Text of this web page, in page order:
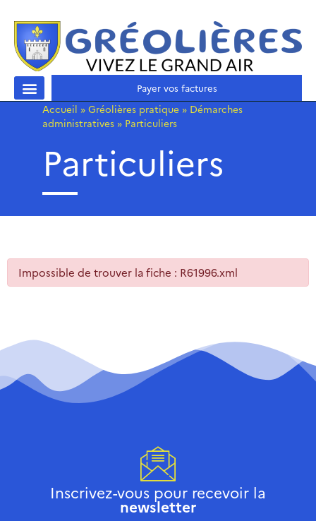
Payer vos factures
Accueil » Gréolières pratique » Démarches
administratives » Particuliers
Particuliers
Impossible de trouver la fiche : R61996.xml
Inscrivez-vous pour recevoir la
newsletter